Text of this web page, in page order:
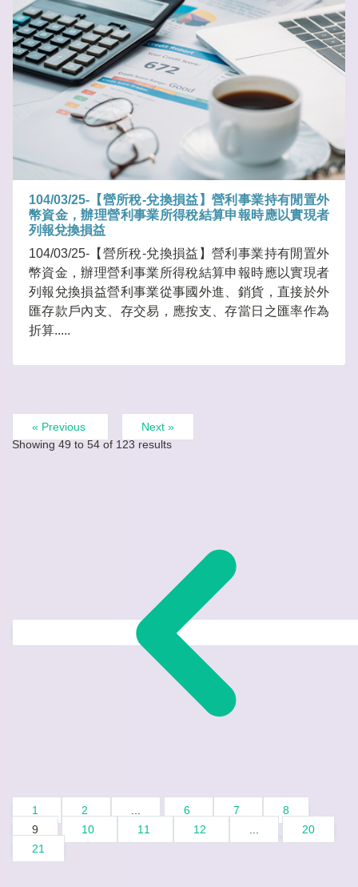
104/03/25-【營所稅-兌換損益】營利事業持有閒置外
幣資金，辦理營利事業所得稅結算申報時應以實現者
列報兌換損益
104/03/25-【營所稅-兌換損益】營利事業持有閒置外
幣資金，辦理營利事業所得稅結算申報時應以實現者
列報兌換損益營利事業從事國外進、銷貨，直接於外
匯存款戶內支、存交易，應按支、存當日之匯率作為
折算.....
« Previous
Next »
Showing 49 to 54 of 123 results
1 2 6 7
8
9
10 11 12
20
21